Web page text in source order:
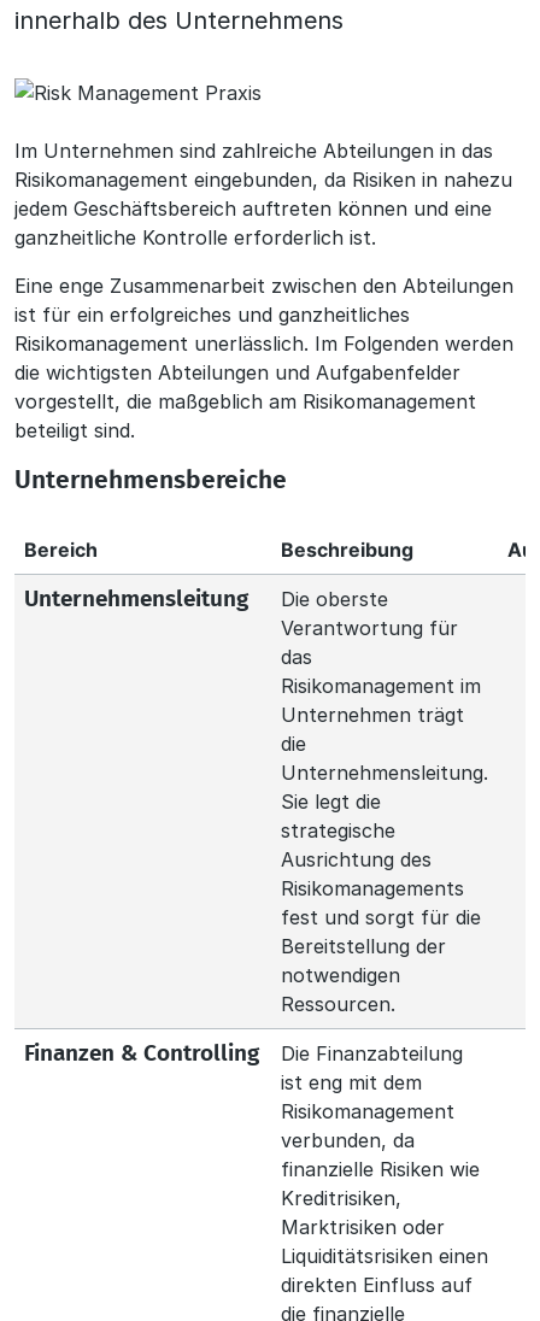
innerhalb des Unternehmens
Im Unternehmen sind zahlreiche Abteilungen in das
Risikomanagement eingebunden, da Risiken in nahezu
jedem Geschäftsbereich auftreten können und eine
ganzheitliche Kontrolle erforderlich ist.
Eine enge Zusammenarbeit zwischen den Abteilungen
ist für ein erfolgreiches und ganzheitliches
Risikomanagement unerlässlich. Im Folgenden werden
die wichtigsten Abteilungen und Aufgabenfelder
vorgestellt, die maßgeblich am Risikomanagement
beteiligt sind.
Unternehmensbereiche
Bereich Beschreibung
Unternehmensleitung
Die oberste
Verantwortung für
das
Risikomanagement im
Unternehmen trägt
die
Unternehmensleitung.
Sie legt die
strategische
Ausrichtung des
Risikomanagements
fest und sorgt für die
Bereitstellung der
notwendigen
Ressourcen.
Finanzen & Controlling
Die Finanzabteilung
ist eng mit dem
Risikomanagement
verbunden, da
finanzielle Risiken wie
Kreditrisiken,
Marktrisiken oder
Liquiditätsrisiken einen
direkten Einfluss auf
die finanzielle